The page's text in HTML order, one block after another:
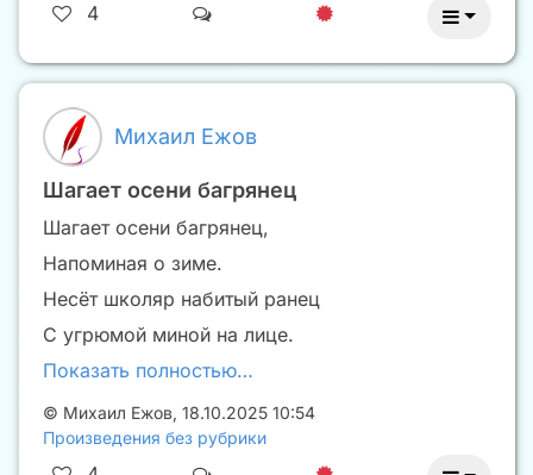
4
Михаил Ежов
Шагает осени багрянец
Шагает осени багрянец,
Напоминая о зиме.
Несёт школяр набитый ранец
С угрюмой миной на лице.
Показать полностью…
© Михаил Ежов, 18.10.2025 10:54
Произведения без рубрики